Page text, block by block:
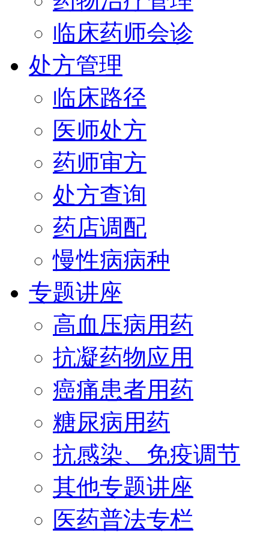
临床药师会诊
处方管理
临床路径
医师处方
药师审方
处方查询
药店调配
慢性病病种
专题讲座
高血压病用药
抗凝药物应用
癌痛患者用药
糖尿病用药
抗感染、免疫调节
其他专题讲座
医药普法专栏